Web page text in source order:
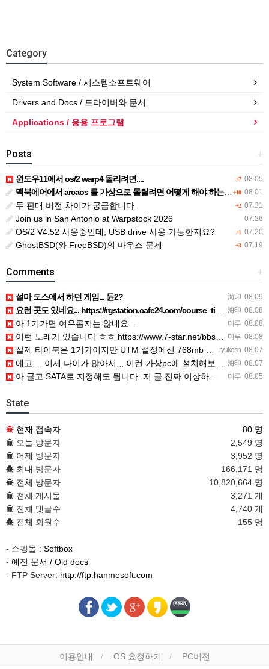
Category
System Software / 시스템소프트웨어
Drivers and Docs / 드라이버와 문서
Applications / 응용 프로그램
+
Posts
+7 08.05
윈도우11에서 os/2 warp4 돌리려면....
+10 08.01
맥북에어에서 arcaos 를 가상으로 돌릴려면 어떻게 해야 하는 지요?
+2 07.31
두 판매 버전 차이가 궁금합니다.
07.26
Join us in San Antonio at Warpstock 2026
+1 07.20
OS/2 V4.52 사용중인데, USB drive 사용 가능한지요?
+3 07.19
GhostBSD(와 FreeBSD)의 마우스 문제
+
Comments
海印 08.09
설마 도스에서 하던 게임... 듄2?
海印 08.08
요런 곳도 있네요... https://rgstation.cafe24.com/course_tip/306500
마루 08.08
아 1기가면 여유롭지는 않네요...
마루 08.08
이런 노래가 있습니다 ㅎㅎ https://www.7-star.net/bbs/board.php?bo_table…
ryukesh 08.07
실제 타이북은 1기가이지만 UTM 설정에선 768mb 입니다. 1기가나 그 보다 넘게 설정하면 UTM 에뮬레…
海印 08.07
에고.... 이제 나이가 많아서,,, 이런 가상pc에 설치해보는 것도 귀찮군요.. ㅎㅎ 날씨도 덥고.....…
마루 08.05
아 글고 SATA로 지정해도 됩니다. 저 글 진짜 이상하네요. 옛날꺼 퍼와서 그런거 같은데요.
State
현재 접속자
80 명
오늘 방문자
2,549 명
어제 방문자
3,952 명
최대 방문자
166,171 명
전체 방문자
10,820,664 명
전체 게시물
3,271 개
전체 댓글수
4,740 개
전체 회원수
155 명
- 쇼핑몰 : Softbox
- 예전 문서 / Old docs
- FTP Server: http://ftp.hanmesoft.com
이용안내 OS 요청하기 PC버전